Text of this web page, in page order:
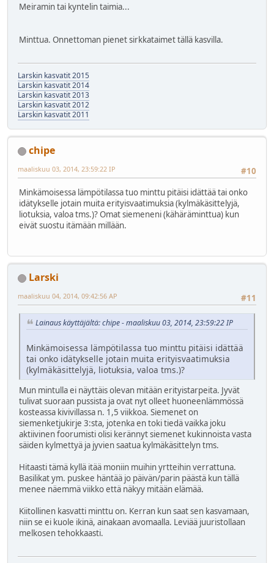
Meiramin tai kyntelin taimia...
Minttua. Onnettoman pienet sirkkataimet tällä kasvilla.
Larskin kasvatit 2015
Larskin kasvatit 2014
Larskin kasvatit 2013
Larskin kasvatit 2012
Larskin kasvatit 2011
chipe
#10
maaliskuu 03, 2014, 23:59:22 IP
Minkämoisessa lämpötilassa tuo minttu pitäisi idättää tai onko
idätykselle jotain muita erityisvaatimuksia (kylmäkäsittelyjä,
liotuksia, valoa tms.)? Omat siemeneni (kähäräminttua) kun
eivät suostu itämään millään.
Larski
#11
maaliskuu 04, 2014, 09:42:56 AP
Lainaus käyttäjältä: chipe - maaliskuu 03, 2014, 23:59:22 IP
Minkämoisessa lämpötilassa tuo minttu pitäisi idättää
tai onko idätykselle jotain muita erityisvaatimuksia
(kylmäkäsittelyjä, liotuksia, valoa tms.)?
Mun mintulla ei näyttäis olevan mitään erityistarpeita. Jyvät
tulivat suoraan pussista ja ovat nyt olleet huoneenlämmössä
kosteassa kivivillassa n. 1,5 viikkoa. Siemenet on
siemenketjukirje 3:sta, jotenka en toki tiedä vaikka joku
aktiivinen foorumisti olisi kerännyt siemenet kukinnoista vasta
säiden kylmettyä ja jyvien saatua kylmäkäsittelyn tms.
Hitaasti tämä kyllä itää moniin muihin yrtteihin verrattuna.
Basilikat ym. puskee häntää jo päivän/parin päästä kun tällä
menee näemmä viikko että näkyy mitään elämää.
Kiitollinen kasvatti minttu on. Kerran kun saat sen kasvamaan,
niin se ei kuole ikinä, ainakaan avomaalla. Leviää juuristollaan
melkosen tehokkaasti.